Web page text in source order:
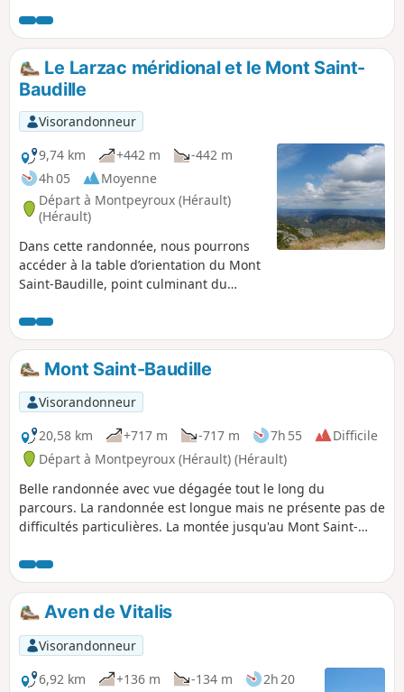
Le Larzac méridional et le Mont Saint-
Baudille
Visorandonneur
9,74 km
+442 m
-442 m
4h 05
Moyenne
Départ à Montpeyroux (Hérault)
(Hérault)
Dans cette randonnée, nous pourrons
accéder à la table d’orientation du Mont
Saint-Baudille, point culminant du
aurons une vue imprenable sur l’un des
plus beaux panoramas du Languedoc
méditerranéen.
Mont Saint-Baudille
Visorandonneur
20,58 km
+717 m -717 m 7h 55
Difficile
Départ à Montpeyroux (Hérault) (Hérault)
Belle randonnée avec vue dégagée tout le long du
parcours. La randonnée est longue mais ne présente pas de
difficultés particulières. La montée jusqu'au Mont Saint-
Aven de Vitalis
Visorandonneur
6,92 km
+136 m -134 m
2h 20